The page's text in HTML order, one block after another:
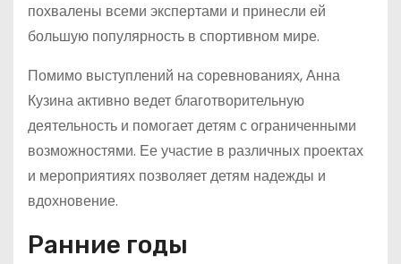
похвалены всеми экспертами и принесли ей
большую популярность в спортивном мире.
Помимо выступлений на соревнованиях, Анна
Кузина активно ведет благотворительную
деятельность и помогает детям с ограниченными
возможностями. Ее участие в различных проектах
и мероприятиях позволяет детям надежды и
вдохновение.
Ранние годы